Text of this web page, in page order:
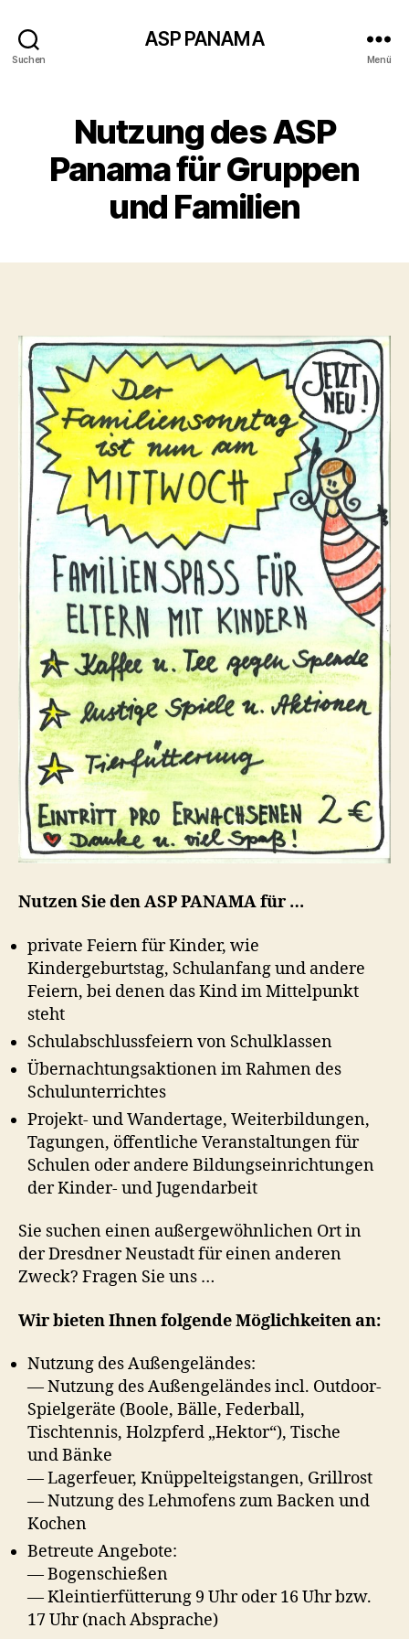
Suchen
ASP PANAMA
Menü
Nutzung des ASP
Panama für Gruppen
und Familien
Nutzen Sie den ASP PANAMA für …
private Feiern für Kinder, wie
Kindergeburtstag, Schulanfang und andere
Feiern, bei denen das Kind im Mittelpunkt
steht
Schulabschlussfeiern von Schulklassen
Übernachtungsaktionen im Rahmen des
Schulunterrichtes
Projekt- und Wandertage, Weiterbildungen,
Tagungen, öffentliche Veranstaltungen für
Schulen oder andere Bildungseinrichtungen
der Kinder- und Jugendarbeit
Sie suchen einen außergewöhnlichen Ort in
der Dresdner Neustadt für einen anderen
Zweck? Fragen Sie uns …
Wir bieten Ihnen folgende Möglichkeiten an:
Nutzung des Außengeländes:
— Nutzung des Außengeländes incl. Outdoor-
Spielgeräte (Boole, Bälle, Federball,
Tischtennis, Holzpferd „Hektor“), Tische
und Bänke
— Lagerfeuer, Knüppelteigstangen, Grillrost
— Nutzung des Lehmofens zum Backen und
Kochen
Betreute Angebote:
— Bogenschießen
— Kleintierfütterung 9 Uhr oder 16 Uhr bzw.
17 Uhr (nach Absprache)